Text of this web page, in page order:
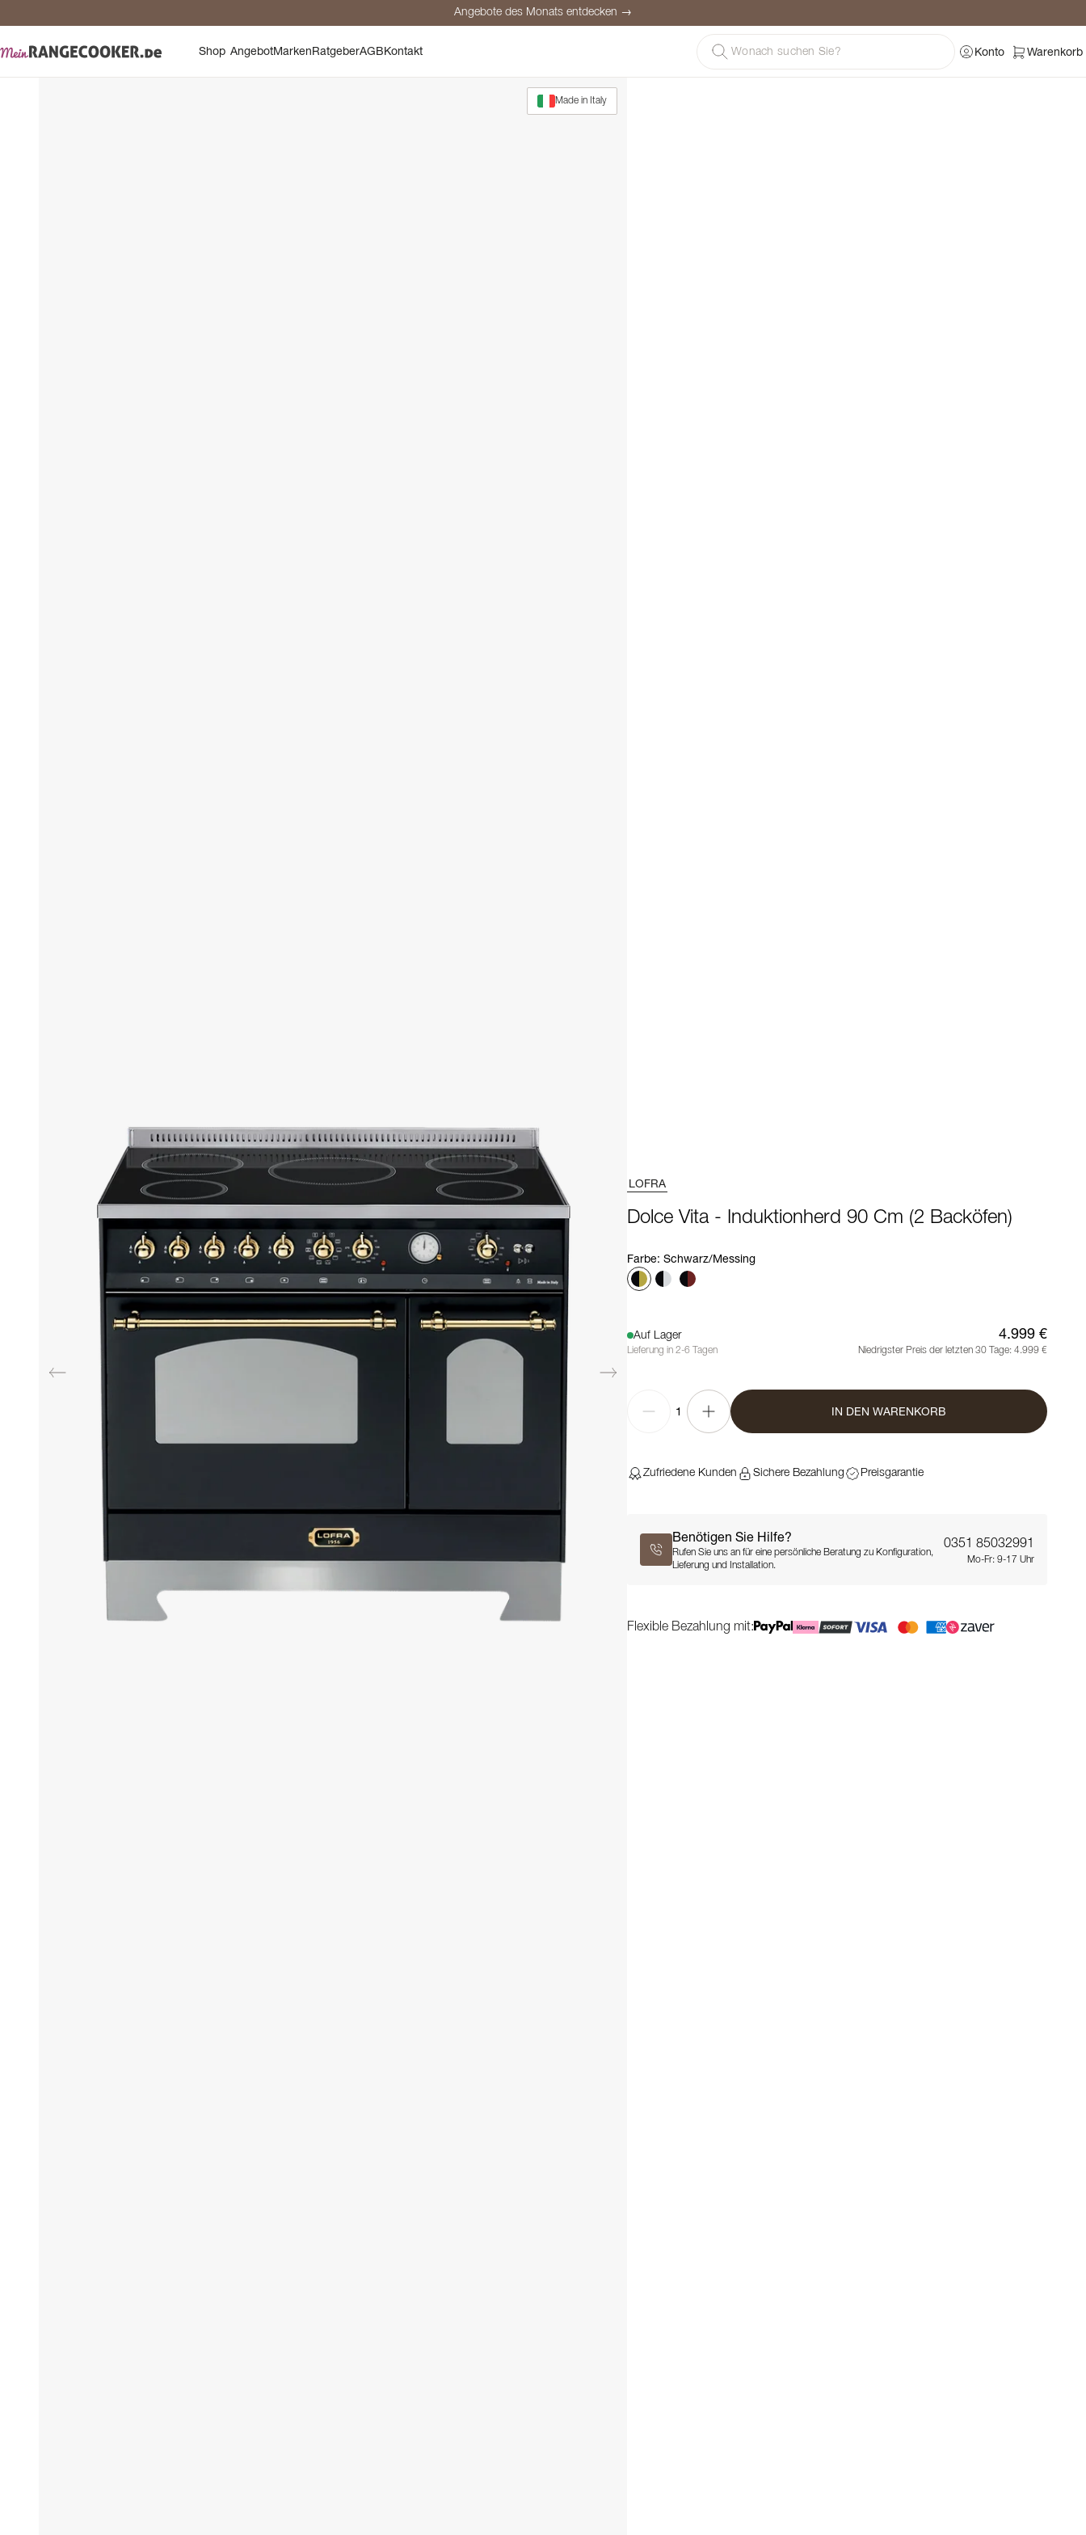
Angebote des Monats entdecken →
Persönliche Beratung
Shop AngebotMarkenRatgeberAGBKontakt Konto Warenkorb
Made in Italy
LOFRA
Dolce Vita - Induktionherd 90 Cm (2 Backöfen)
Farbe: Schwarz/Messing
Auf Lager
Lieferung in 2-6 Tagen
4.999 €
Niedrigster Preis der letzten 30 Tage: 4.999 €
1 IN DEN WARENKORB
Zufriedene Kunden Sichere Bezahlung Preisgarantie
Benötigen Sie Hilfe?
Rufen Sie uns an für eine persönliche Beratung zu Konfiguration,
Lieferung und Installation.
0351 85032991
Mo-Fr: 9-17 Uhr
Flexible Bezahlung mit: